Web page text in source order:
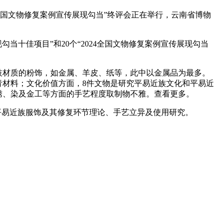
物修复案例宣传展现勾当”终评会正在举行，云南省博物
十佳项目”和20个“2024全国文物修复案例宣传展现勾当
的粉饰，如金属、羊皮、纸等，此中以金属品为最多。
料；文化价值方面，8件文物是研究平易近族文化和平易近
染及金工等方面的手艺程度取制物不雅。查看更多。
族服饰及其修复环节理论、手艺立异及使用研究。